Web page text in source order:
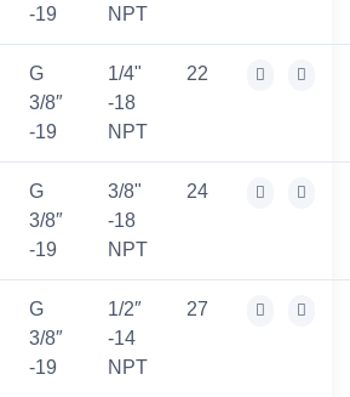
-19
NPT
G
3/8″
-19
1/4"
-18
NPT
22
G
3/8″
-19
3/8"
-18
NPT
24
G
3/8″
-19
1/2″
-14
NPT
27